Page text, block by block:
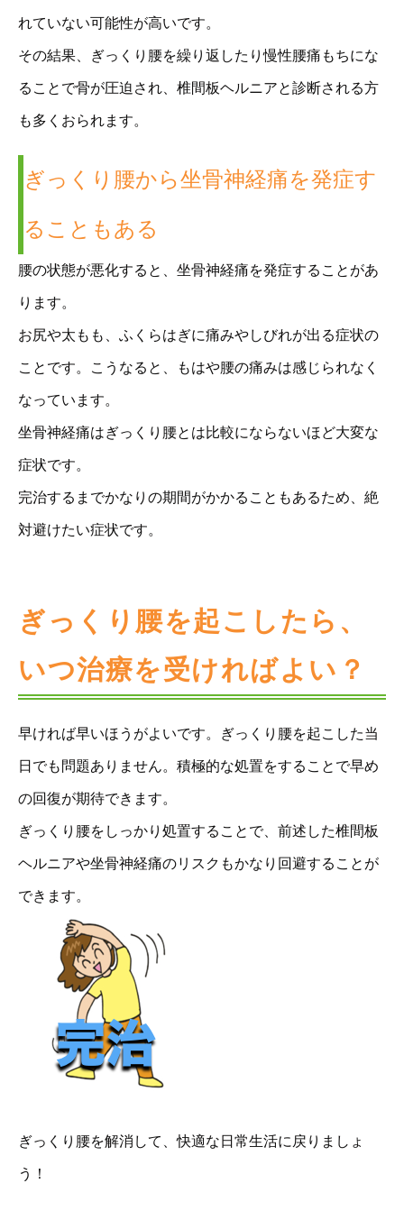
れていない可能性が高いです。
その結果、ぎっくり腰を繰り返したり慢性腰痛もちにな
ることで骨が圧迫され、椎間板ヘルニアと診断される方
も多くおられます。
ぎっくり腰から坐骨神経痛を発症す
ることもある
腰の状態が悪化すると、坐骨神経痛を発症することがあ
ります。
お尻や太もも、ふくらはぎに痛みやしびれが出る症状の
ことです。こうなると、もはや腰の痛みは感じられなく
なっています。
坐骨神経痛はぎっくり腰とは比較にならないほど大変な
症状です。
完治するまでかなりの期間がかかることもあるため、絶
対避けたい症状です。
ぎっくり腰を起こしたら、
いつ治療を受ければよい？
早ければ早いほうがよいです。ぎっくり腰を起こした当
日でも問題ありません。積極的な処置をすることで早め
の回復が期待できます。
ぎっくり腰をしっかり処置することで、前述した椎間板
ヘルニアや坐骨神経痛のリスクもかなり回避することが
できます。
ぎっくり腰を解消して、快適な日常生活に戻りましょ
う！